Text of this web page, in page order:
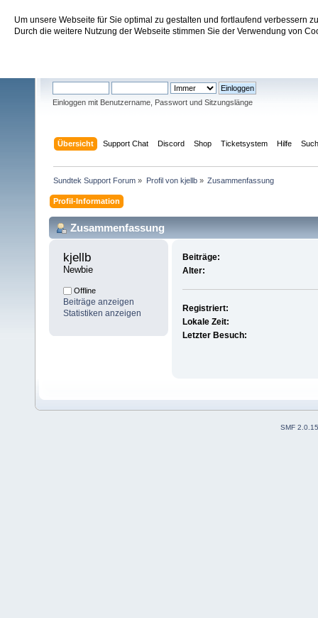
Um unsere Webseite für Sie optimal zu gestalten und fortlaufend verbessern
Durch die weitere Nutzung der Webseite stimmen Sie der Verwendung von
Sundtek Support Forum
Einloggen mit Benutzername, Passwort und Sitzungslänge
Übersicht Support Chat Discord Shop Ticketsystem Hilfe
Sundtek Support Forum » Profil von kjellb» Zusammenfassung
Profil-Information
Zusammenfassung
kjellb
Newbie
Offline
Beiträge anzeigen
Statistiken anzeigen
Beiträge:
Alter:
Registriert:
Lokale Zeit:
Letzter Besuch:
SMF 2.0.15